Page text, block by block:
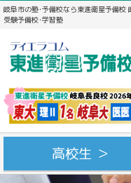
岐阜市の塾･予備校なら東進衛星予備校
受験予備校･学習塾
高校生 ＞